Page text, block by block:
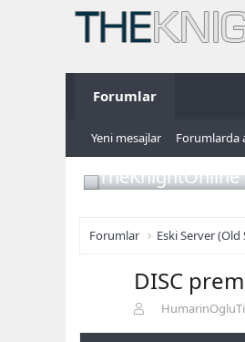
Forumlar
Yeni mesajlar Forumlarda
Forumlar Eski Server (Old
DISC